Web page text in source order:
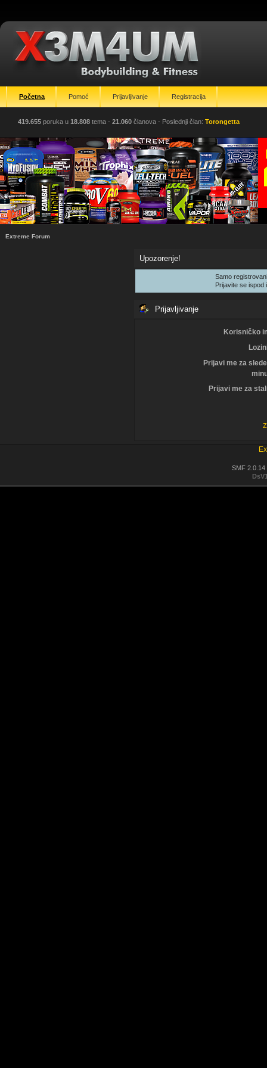
Početna Pomoć Prijavljivanje Registracija
419.655 poruka u 18.808 tema - 21.060 članova - Poslednji član: Torongetta
Extreme Forum
Upozorenje!
Samo
Prijavite se ispod
Prijavljivanje
Korisničko
Prijavi me za
Prijavi me za
SMF 2.0.14